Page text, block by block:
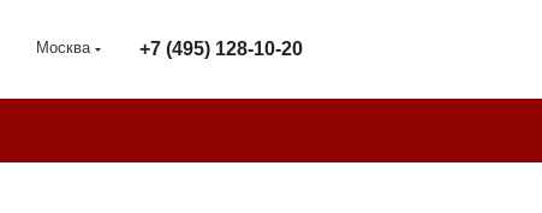
Москва +7 (495) 128-10-20